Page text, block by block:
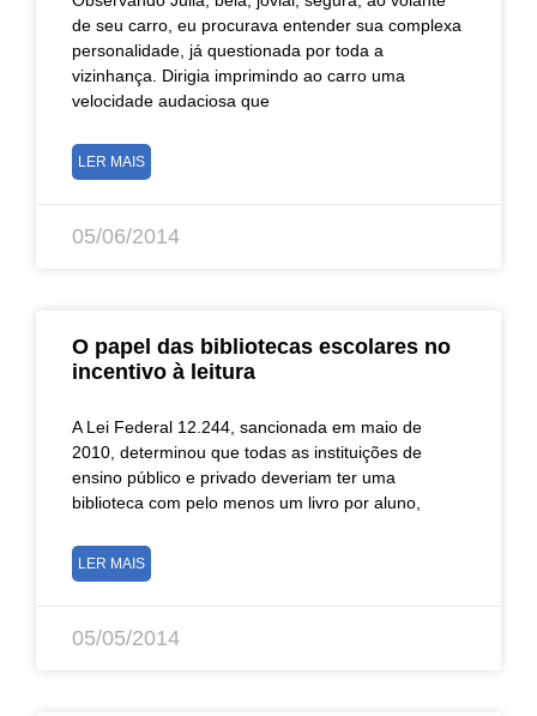
de seu carro, eu procurava entender sua complexa
personalidade, já questionada por toda a
vizinhança. Dirigia imprimindo ao carro uma
velocidade audaciosa que
LER MAIS
05/06/2014
O papel das bibliotecas escolares no
incentivo à leitura
A Lei Federal 12.244, sancionada em maio de
2010, determinou que todas as instituições de
ensino público e privado deveriam ter uma
biblioteca com pelo menos um livro por aluno,
LER MAIS
05/05/2014